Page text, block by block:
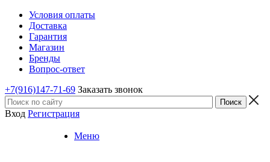
Условия оплаты
Доставка
Гарантия
Магазин
Бренды
Вопрос-ответ
+7(916)147-71-69 Заказать звонок
Вход Регистрация
Меню